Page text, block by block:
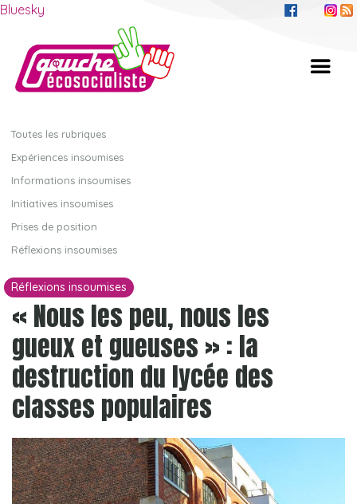
Bluesky
Toutes les rubriques
Expériences insoumises
Informations insoumises
Initiatives insoumises
Prises de position
Réflexions insoumises
Réflexions insoumises
« Nous les peu, nous les
gueux et gueuses » : la
destruction du lycée des
classes populaires